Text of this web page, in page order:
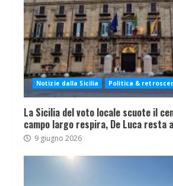
Notizie dalla Sicilia Politica &
La Sicilia del voto locale scuote il
campo largo respira, De Luca resta
9 giugno 2026